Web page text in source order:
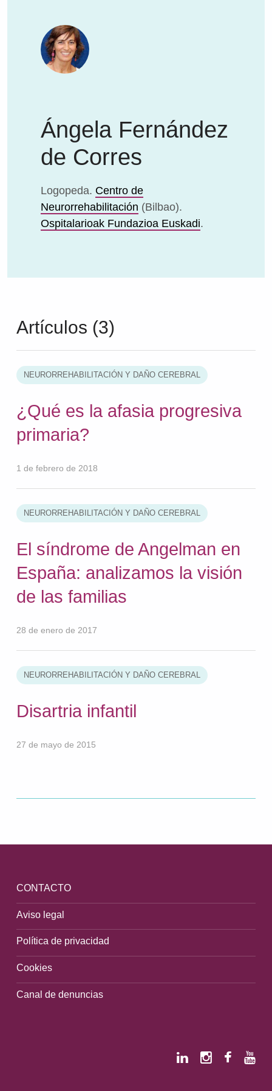
Ángela Fernández
de Corres
Logopeda. Centro de
Neurorrehabilitación (Bilbao).
Ospitalarioak Fundazioa Euskadi.
Artículos (3)
NEURORREHABILITACIÓN Y DAÑO CEREBRAL
¿Qué es la afasia progresiva
primaria?
1 de febrero de 2018
NEURORREHABILITACIÓN Y DAÑO CEREBRAL
El síndrome de Angelman en
España: analizamos la visión
de las familias
28 de enero de 2017
NEURORREHABILITACIÓN Y DAÑO CEREBRAL
Disartria infantil
27 de mayo de 2015
CONTACTO
Aviso legal
Política de privacidad
Cookies
Canal de denuncias